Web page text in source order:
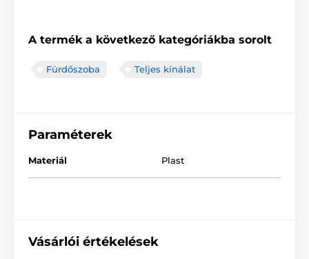
A termék a következő kategóriákba sorolt
Fürdőszoba Teljes kínálat
Paraméterek
Materiál Plast
Vásárlói értékelések